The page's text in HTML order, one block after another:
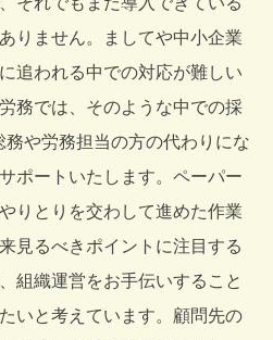
りません。ましてや中小企業
追われる中での対応が難しい
務では、そのような中での採
や労務担当の方の代わりにな
ポートいたします。ペーパー
りとりを交わして進めた作業
見るべきポイントに注目する
組織運営をお手伝いすること
いと考えています。顧問先の